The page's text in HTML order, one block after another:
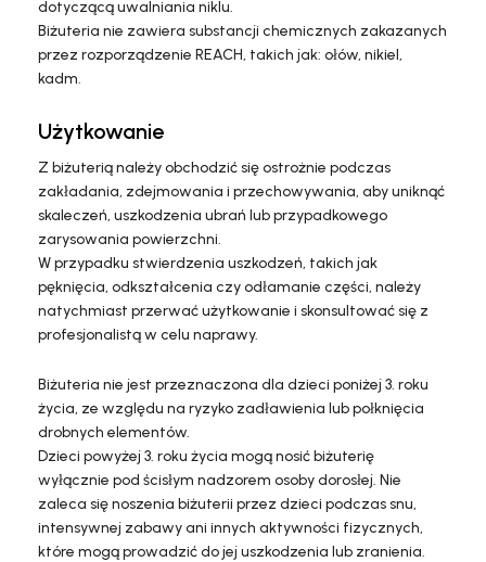
dotyczącą uwalniania niklu.
Biżuteria nie zawiera substancji chemicznych zakazanych
przez rozporządzenie REACH, takich jak: ołów, nikiel,
kadm.
Użytkowanie
Z biżuterią należy obchodzić się ostrożnie podczas
zakładania, zdejmowania i przechowywania, aby uniknąć
skaleczeń, uszkodzenia ubrań lub przypadkowego
zarysowania powierzchni.
W przypadku stwierdzenia uszkodzeń, takich jak
pęknięcia, odkształcenia czy odłamanie części, należy
natychmiast przerwać użytkowanie i skonsultować się z
profesjonalistą w celu naprawy.
Biżuteria nie jest przeznaczona dla dzieci poniżej 3. roku
życia, ze względu na ryzyko zadławienia lub połknięcia
drobnych elementów.
Dzieci powyżej 3. roku życia mogą nosić biżuterię
wyłącznie pod ścisłym nadzorem osoby dorosłej. Nie
zaleca się noszenia biżuterii przez dzieci podczas snu,
intensywnej zabawy ani innych aktywności fizycznych,
które mogą prowadzić do jej uszkodzenia lub zranienia.